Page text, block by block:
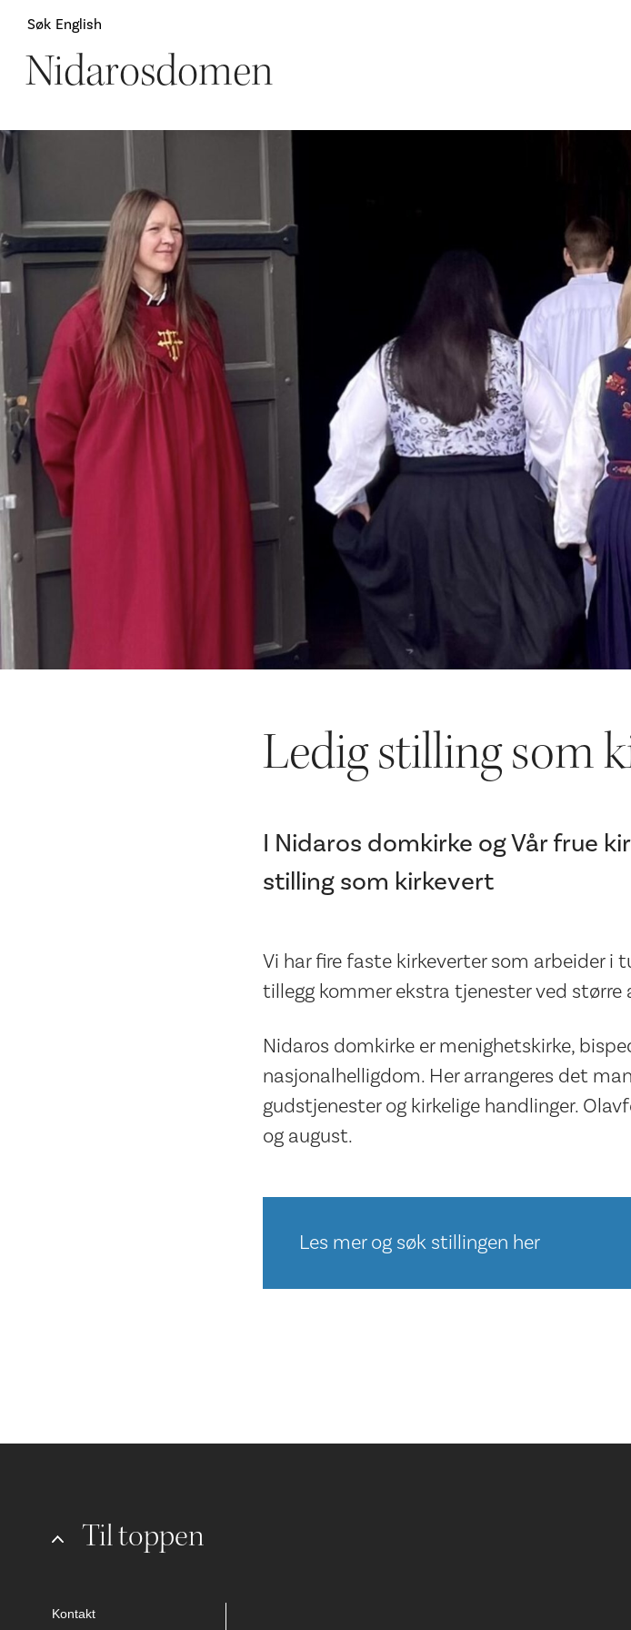
Søk English
Nidarosdomen
Ledig stilling som
I Nidaros domkirke og Vår frue
stilling som kirkevert
Vi har fire faste kirkeverter som arbeider i
tillegg kommer ekstra tjenester ved større
Nidaros domkirke er menighetskirke,
nasjonalhelligdom. Her arrangeres det
gudstjenester og kirkelige handlinger.
og august.
Les mer og søk stillingen her
Til toppen
Kontakt